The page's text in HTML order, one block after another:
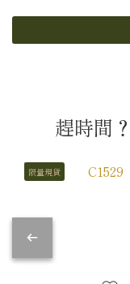
趕時間
限量現貨